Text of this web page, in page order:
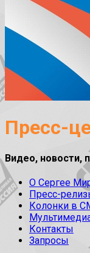
Пресс-
Видео, новости,
О Сергее
Пресс-
Колонки в
Контакты
Запросы